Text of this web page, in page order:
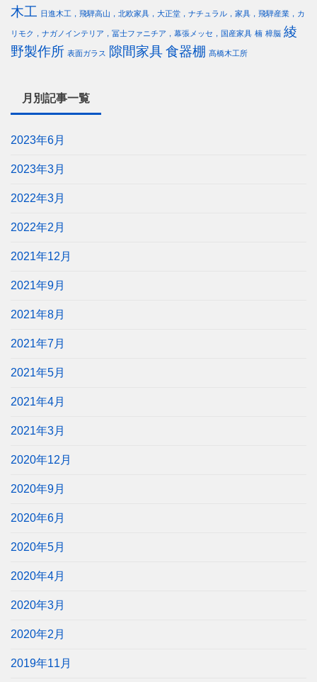
木工 日進木工，飛騨高山，北欧家具，大正堂，ナチュラル，家具，飛騨産業，カ
リモク，ナガノインテリア，冨士ファニチア，幕張メッセ，国産家具 楠 樟脳 綾
野製作所 表面ガラス 隙間家具食器棚 髙橋木工所
月別記事一覧
2023年6月
2023年3月
2022年3月
2022年2月
2021年12月
2021年9月
2021年8月
2021年7月
2021年5月
2021年4月
2021年3月
2020年12月
2020年9月
2020年6月
2020年5月
2020年4月
2020年3月
2020年2月
2019年11月